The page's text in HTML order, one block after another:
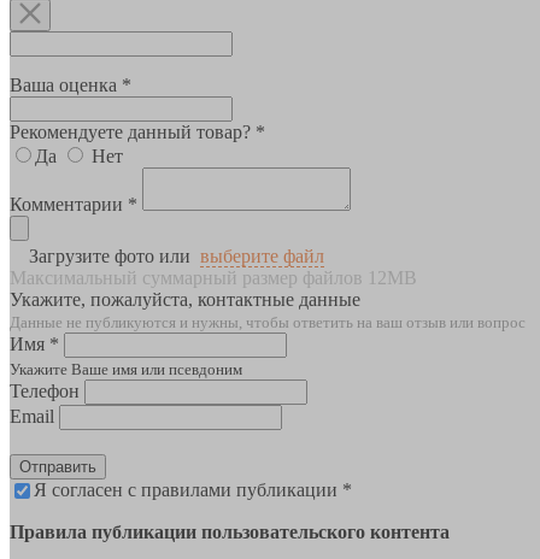
Ваша оценка *
Рекомендуете данный товар? *
Да
Нет
Комментарии *
Загрузите фото или выберите файл
Максимальный суммарный размер файлов 12MB
Укажите, пожалуйста, контактные данные
Данные не публикуются и нужны, чтобы ответить на ваш отзыв или вопрос
Имя *
Укажите Ваше имя или псевдоним
Телефон
Email
Отправить
Я согласен с правилами публикации *
Правила публикации пользовательского контента